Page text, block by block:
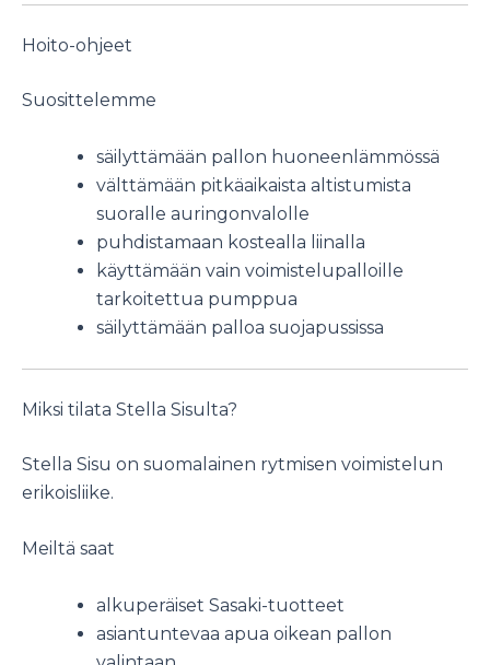
Hoito-ohjeet
Suosittelemme
säilyttämään pallon huoneenlämmössä
välttämään pitkäaikaista altistumista
suoralle auringonvalolle
puhdistamaan kostealla liinalla
käyttämään vain voimistelupalloille
tarkoitettua pumppua
säilyttämään palloa suojapussissa
Miksi tilata Stella Sisulta?
Stella Sisu on suomalainen rytmisen voimistelun
erikoisliike.
Meiltä saat
alkuperäiset Sasaki-tuotteet
asiantuntevaa apua oikean pallon